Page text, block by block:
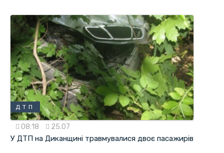
ДТП
08:18 25.07
У ДТП на Диканщині травмувалися двоє пасажирів